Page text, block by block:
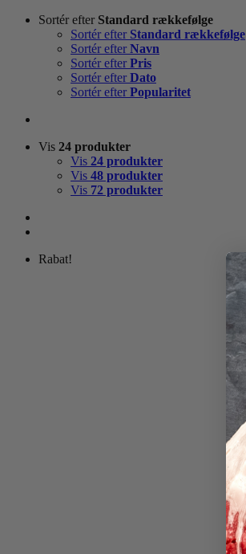
Sortér efter Standard rækkefølge
Sortér efter Standard rækkefølge
Sortér efter Navn
Sortér efter Pris
Sortér efter Dato
Sortér efter Popularitet
Vis 24 produkter
Vis 24 produkter
Vis 48 produkter
Vis 72 produkter
Rabat!